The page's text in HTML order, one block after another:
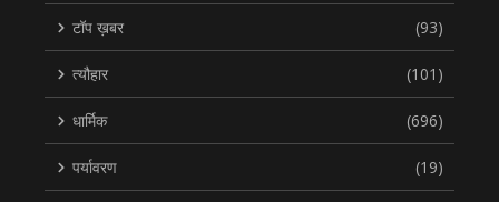
टॉप ख़बर (93)
त्यौहार (101)
धार्मिक (696)
पर्यावरण (19)